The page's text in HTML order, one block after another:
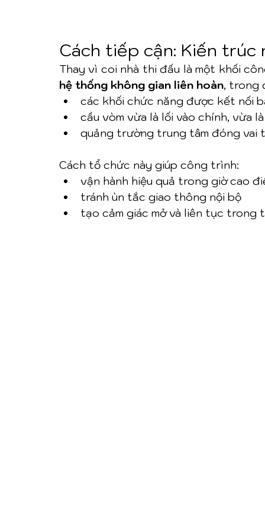
Cách tiếp cận: Kiến
Thay vì coi nhà thi đấu là một khối
hệ thống không gian liên hoàn, trong
các khối chức năng được kết nối
cầu vòm vừa là lối vào chính, vừa
quảng trường trung tâm đóng vai
Cách tổ chức này giúp công trình:
vận hành hiệu quả trong giờ cao
tránh ùn tắc giao thông nội bộ
tạo cảm giác mở và liên tục trong